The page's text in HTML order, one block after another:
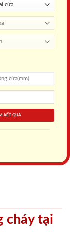
KẾT QUẢ
cháy tại